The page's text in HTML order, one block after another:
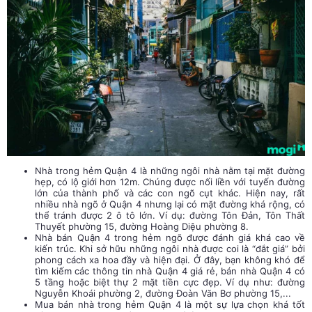
Nhà trong hẻm Quận 4 là những ngôi nhà nằm tại mặt đường
hẹp, có lộ giới hơn 12m. Chúng được nối liền với tuyến đường
lớn của thành phố và các con ngõ cụt khác. Hiện nay, rất
nhiều nhà ngõ ở Quận 4 nhưng lại có mặt đường khá rộng, có
thể tránh được 2 ô tô lớn. Ví dụ: đường Tôn Đản, Tôn Thất
Thuyết phường 15, đường Hoàng Diệu phường 8.
Nhà bán Quận 4 trong hẻm ngõ được đánh giá khá cao về
kiến trúc. Khi sở hữu những ngôi nhà được coi là “đắt giá” bởi
phong cách xa hoa đầy và hiện đại. Ở đây, bạn không khó để
tìm kiếm các thông tin nhà Quận 4 giá rẻ, bán nhà Quận 4 có
5 tầng hoặc biệt thự 2 mặt tiền cực đẹp. Ví dụ như: đường
Nguyễn Khoái phường 2, đường Đoàn Văn Bơ phường 15,...
Mua bán nhà trong hẻm Quận 4 là một sự lựa chọn khá tốt